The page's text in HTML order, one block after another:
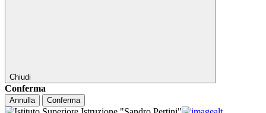
Chiudi
Conferma
Annulla Conferma